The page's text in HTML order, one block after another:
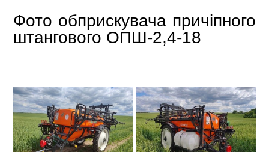
Фото обприскувача причіпного
штангового ОПШ-2,4-18